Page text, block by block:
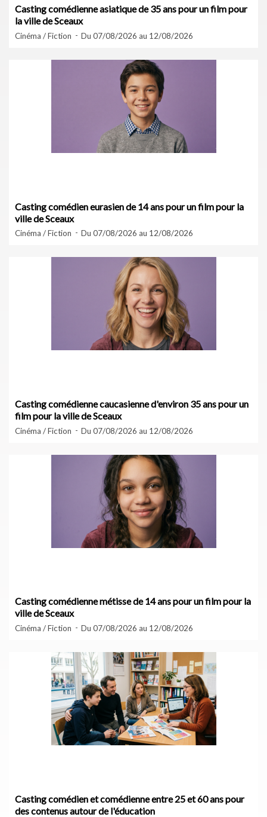
Casting comédienne asiatique de 35 ans pour un film pour
la ville de Sceaux
Cinéma / Fiction Du 07/08/2026 au 12/08/2026
Casting comédien eurasien de 14 ans pour un film pour la
ville de Sceaux
Cinéma / Fiction Du 07/08/2026 au 12/08/2026
Casting comédienne caucasienne d'environ 35 ans pour un
film pour la ville de Sceaux
Cinéma / Fiction Du 07/08/2026 au 12/08/2026
Casting comédienne métisse de 14 ans pour un film pour la
ville de Sceaux
Cinéma / Fiction Du 07/08/2026 au 12/08/2026
Casting comédien et comédienne entre 25 et 60 ans pour
des contenus autour de l'éducation